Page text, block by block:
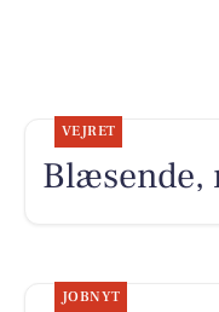
VEJRET
Blæsende,
JOBNYT